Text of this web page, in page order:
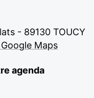
- 89130 TOUCY
Maps
agenda